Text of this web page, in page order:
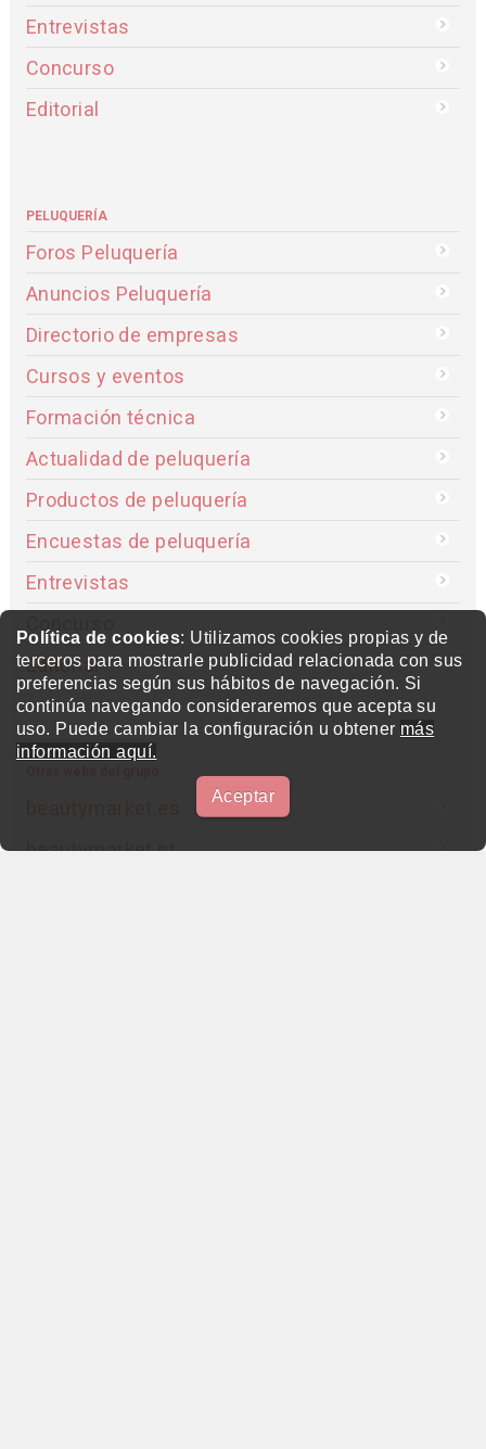
Política de cookies: Utilizamos cookies propias y de
terceros para mostrarle publicidad relacionada con sus
preferencias según sus hábitos de navegación. Si
continúa navegando consideraremos que acepta su
uso. Puede cambiar la configuración u obtener más
información aquí.
Aceptar
Entrevistas
Concurso
Editorial
PELUQUERÍA
Foros Peluquería
Anuncios Peluquería
Directorio de empresas
Cursos y eventos
Formación técnica
Actualidad de peluquería
Productos de peluquería
Encuestas de peluquería
Entrevistas
Editorial
beautymarket.pt